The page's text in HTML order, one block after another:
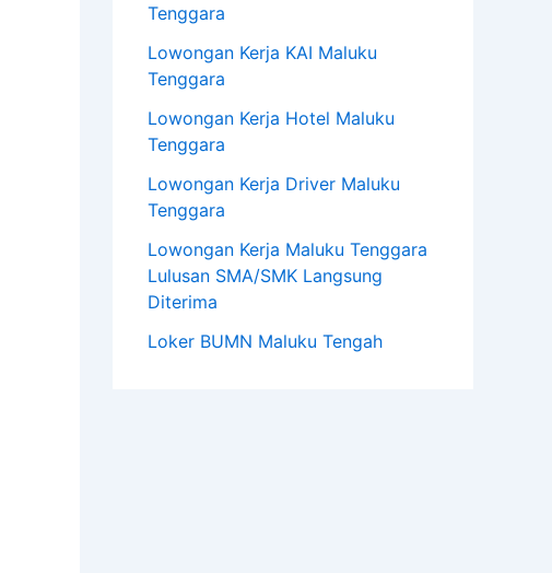
Tenggara
Lowongan Kerja KAI Maluku
Tenggara
Lowongan Kerja Hotel Maluku
Tenggara
Lowongan Kerja Driver Maluku
Tenggara
Lowongan Kerja Maluku Tenggara
Lulusan SMA/SMK Langsung
Diterima
Loker BUMN Maluku Tengah